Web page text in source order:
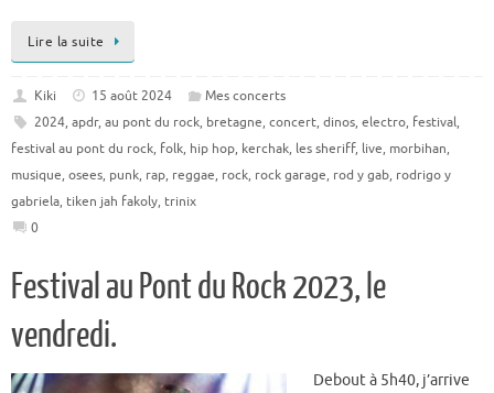
Lire la suite
Kiki 15 août 2024
Mes concerts
2024, apdr, au pont du rock, bretagne, concert, dinos, electro, festival,
festival au pont du rock, folk, hip hop, kerchak, les sheriff, live, morbihan,
musique, osees, punk, rap, reggae, rock, rock garage, rod y gab, rodrigo y
gabriela, tiken jah fakoly, trinix
0
Festival au Pont du Rock 2023, le
vendredi.
Debout à 5h40, j’arrive